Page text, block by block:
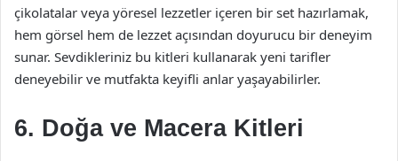
çikolatalar veya yöresel lezzetler içeren bir set hazırlamak,
hem görsel hem de lezzet açısından doyurucu bir deneyim
sunar. Sevdikleriniz bu kitleri kullanarak yeni tarifler
deneyebilir ve mutfakta keyifli anlar yaşayabilirler.
6. Doğa ve Macera Kitleri